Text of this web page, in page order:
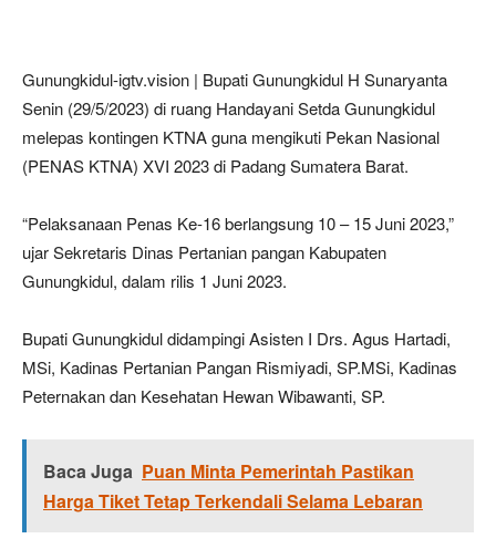
Gunungkidul-igtv.vision | Bupati Gunungkidul H Sunaryanta
Senin (29/5/2023) di ruang Handayani Setda Gunungkidul
melepas kontingen KTNA guna mengikuti Pekan Nasional
(PENAS KTNA) XVI 2023 di Padang Sumatera Barat.
“Pelaksanaan Penas Ke-16 berlangsung 10 – 15 Juni 2023,”
ujar Sekretaris Dinas Pertanian pangan Kabupaten
Gunungkidul, dalam rilis 1 Juni 2023.
Bupati Gunungkidul didampingi Asisten I Drs. Agus Hartadi,
MSi, Kadinas Pertanian Pangan Rismiyadi, SP.MSi, Kadinas
Peternakan dan Kesehatan Hewan Wibawanti, SP.
Baca Juga Puan Minta Pemerintah Pastikan
Harga Tiket Tetap Terkendali Selama Lebaran